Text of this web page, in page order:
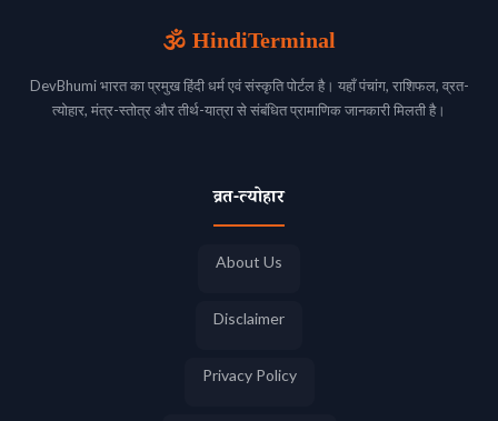
🕉️ HindiTerminal
DevBhumi भारत का प्रमुख हिंदी धर्म एवं संस्कृति पोर्टल है। यहाँ पंचांग, राशिफल, व्रत-
त्योहार, मंत्र-स्तोत्र और तीर्थ-यात्रा से संबंधित प्रामाणिक जानकारी मिलती है।
व्रत-त्योहार
About Us
Disclaimer
Privacy Policy